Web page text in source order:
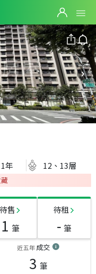
年 12、13層
待售
1 筆
待租
- 筆
近五年成交
3 筆